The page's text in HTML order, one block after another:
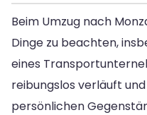
Beim Umzug nach
Dinge zu beachten,
eines
reibungslos verläuft
persönlichen